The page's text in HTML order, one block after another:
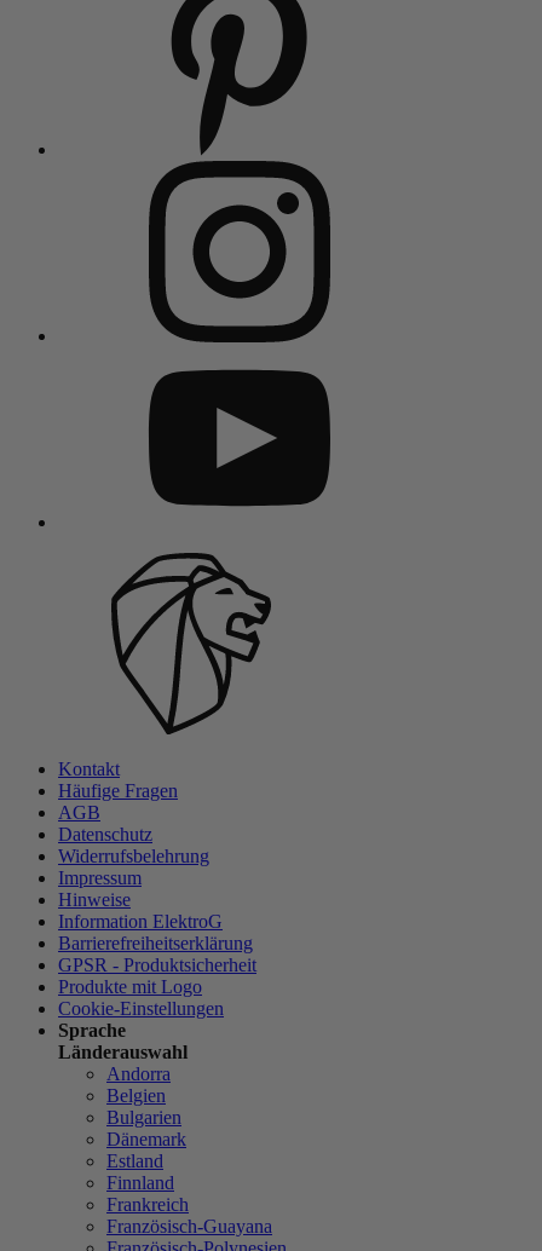
Kontakt
Häufige Fragen
AGB
Datenschutz
Widerrufsbelehrung
Impressum
Hinweise
Information ElektroG
Barrierefreiheitserklärung
GPSR - Produktsicherheit
Produkte mit Logo
Cookie-Einstellungen
Sprache
Länderauswahl
Andorra
Belgien
Bulgarien
Dänemark
Estland
Finnland
Frankreich
Französisch-Guayana